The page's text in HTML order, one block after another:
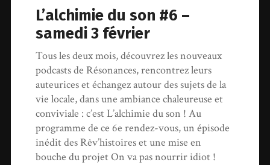
L’alchimie du son #6 –
samedi 3 février
Tous les deux mois, découvrez les nouveaux
podcasts de Résonances, rencontrez leurs
auteurices et échangez autour des sujets de la
vie locale, dans une ambiance chaleureuse et
conviviale : c’est L’alchimie du son ! Au
programme de ce 6e rendez-vous, un épisode
inédit des Rêv’histoires et une mise en
bouche du projet On va pas nourrir idiot !